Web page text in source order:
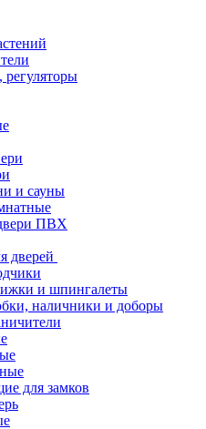
и сауны
ПВХ
дверей
и шпингалеты
наличники и доборы
для замков